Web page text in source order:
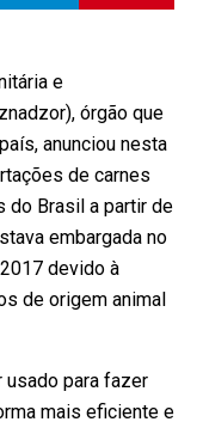
e
órgão que
anunciou nesta
de carnes
do Brasil a partir de
embargada no
devido à
de origem animal
usado para fazer
mais eficiente e